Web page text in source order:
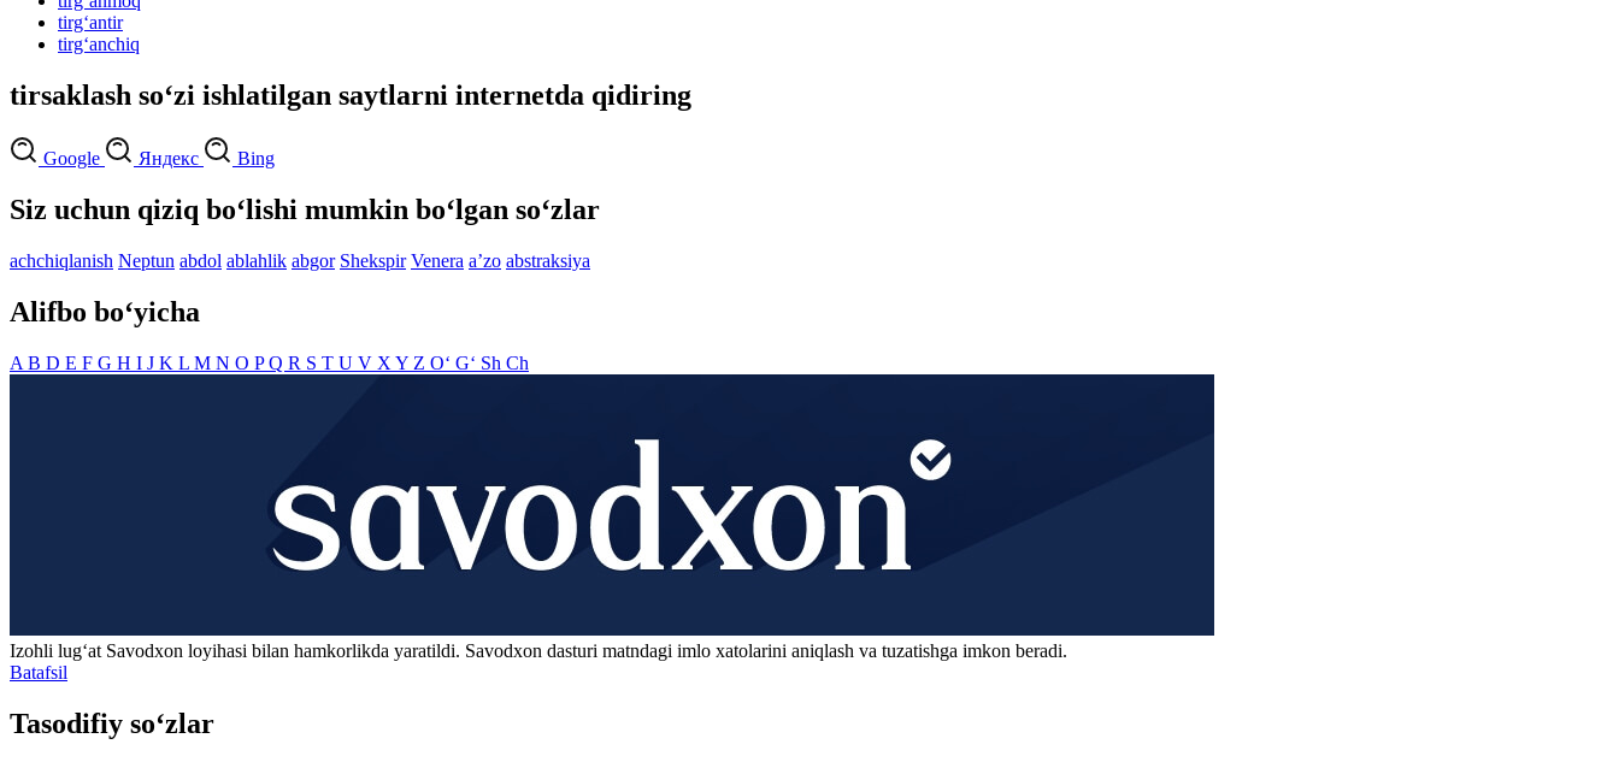
tirg‘antir
tirg‘anchiq
tirsaklash so‘zi ishlatilgan saytlarni internetda qidiring
Google Яндекс Bing
Siz uchun qiziq bo‘lishi mumkin bo‘lgan so‘zlar
achchiqlanish Neptun abdol ablahlik abgor Shekspir Venera aʼzo abstraksiya
Alifbo bo‘yicha
A B D E F G H I J K L M N O PQ R S T U V X Y Z O‘ G‘ Sh Ch
Izohli lugʻat Savodxon loyihasi bilan hamkorlikda yaratildi. Savodxon dasturi matndagi imlo xatolarini aniqlash va tuzatishga imkon beradi.
Batafsil
Tasodifiy so‘zlar